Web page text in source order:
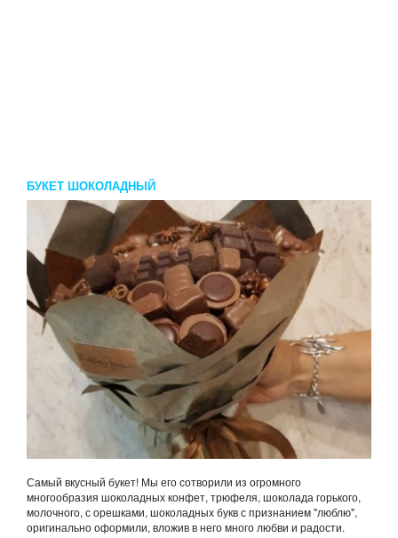
БУКЕТ ШОКОЛАДНЫЙ
Самый вкусный букет! Мы его сотворили из огромного
многообразия шоколадных конфет, трюфеля, шоколада горького,
молочного, с орешками, шоколадных букв с признанием "люблю",
оригинально оформили, вложив в него много любви и радости.